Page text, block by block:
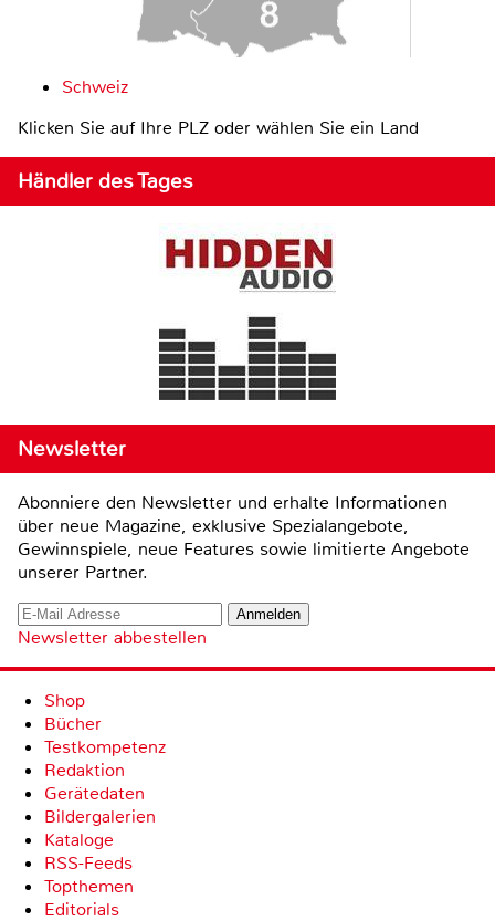
Schweiz
Klicken Sie auf Ihre PLZ oder wählen Sie ein Land
Händler des Tages
Newsletter
Abonniere den Newsletter und erhalte Informationen
über neue Magazine, exklusive Spezialangebote,
Gewinnspiele, neue Features sowie limitierte Angebote
unserer Partner.
Newsletter abbestellen
Shop
Bücher
Testkompetenz
Redaktion
Gerätedaten
Bildergalerien
Kataloge
RSS-Feeds
Topthemen
Editorials